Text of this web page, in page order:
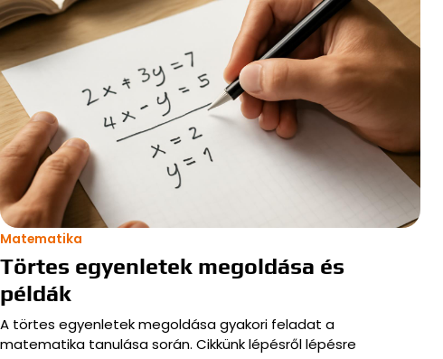
Matematika
Törtes egyenletek megoldása és
példák
A törtes egyenletek megoldása gyakori feladat a
matematika tanulása során. Cikkünk lépésről lépésre